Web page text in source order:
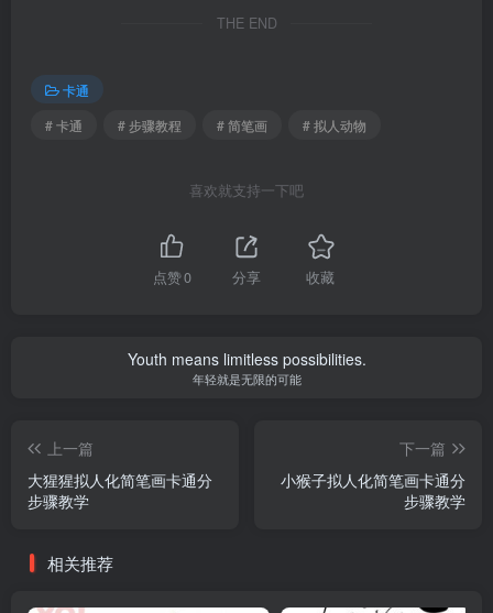
THE END
卡通
# 卡通
# 步骤教程 # 简笔画 # 拟人动物
喜欢就支持一下吧
点赞0 分享 收藏
Youth means limitless possibilities.
年轻就是无限的可能
上一篇
大猩猩拟人化简笔画卡通分
步骤教学
下一篇
小猴子拟人化简笔画卡通分
步骤教学
相关推荐